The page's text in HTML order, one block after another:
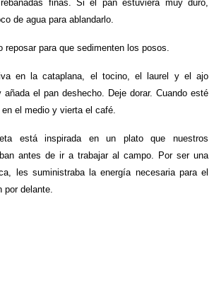
finas. Si el pan estuviera muy duro,
de agua para ablandarlo.
reposar para que sedimenten los posos.
en la cataplana, el tocino, el laurel y el ajo
añada el pan deshecho. Deje dorar. Cuando esté
el medio y vierta el café.
está inspirada en un plato que nuestros
antes de ir a trabajar al campo. Por ser una
les suministraba la energía necesaria para el
por delante.